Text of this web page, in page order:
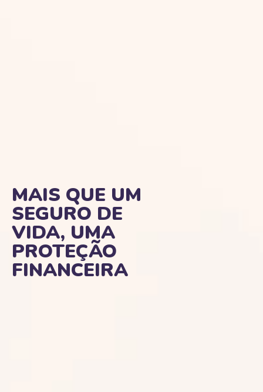
MAIS QUE UM
SEGURO DE
VIDA, UMA
PROTEÇÃO
FINANCEIRA